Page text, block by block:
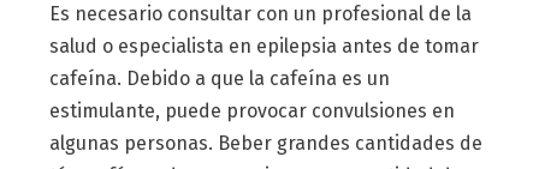
Es necesario consultar con un profesional de la
salud o especialista en epilepsia antes de tomar
cafeína. Debido a que la cafeína es un
estimulante, puede provocar convulsiones en
algunas personas. Beber grandes cantidades de